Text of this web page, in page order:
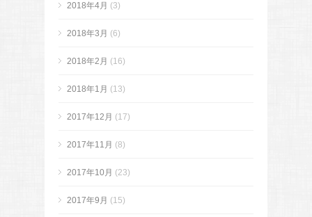
2018年4月 (3)
2018年3月 (6)
2018年2月 (16)
2018年1月 (13)
2017年12月 (17)
2017年11月 (8)
2017年10月 (23)
2017年9月 (15)